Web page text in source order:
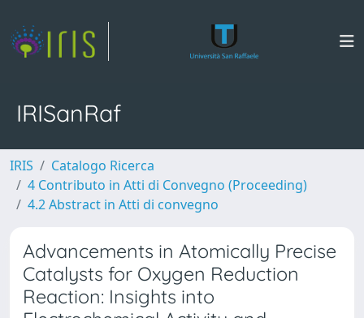
IRISanRaf
IRIS
Catalogo Ricerca
4 Contributo in Atti di Convegno (Proceeding)
4.2 Abstract in Atti di convegno
Advancements in Atomically Precise
Catalysts for Oxygen Reduction
Reaction: Insights into